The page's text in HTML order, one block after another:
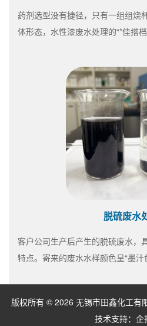
药剂选型没有捷径，只有一组组烧
体形态，水性漆废水处理的“*佳搭档
脱硫废水
客户公司生产后产生的脱硫废水，
特点。寄来的废水水样颜色呈“墨汁
版权所有 © 2026 无锡市田鑫化工有
技术支持： 企